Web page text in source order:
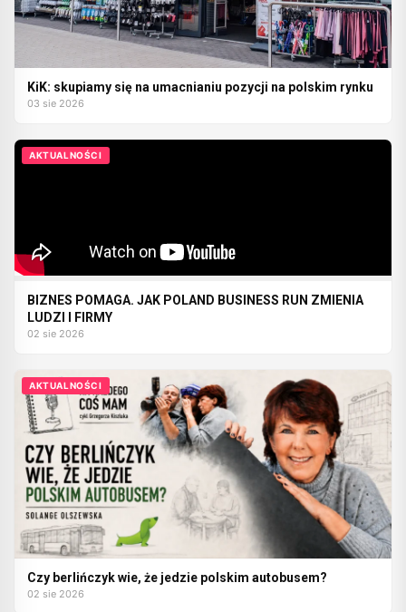
KiK: skupiamy się na umacnianiu pozycji na polskim rynku
03 sie 2026
AKTUALNOŚCI
BIZNES POMAGA. JAK POLAND BUSINESS RUN ZMIENIA
LUDZI I FIRMY
02 sie 2026
AKTUALNOŚCI
Czy berlińczyk wie, że jedzie polskim autobusem?
02 sie 2026